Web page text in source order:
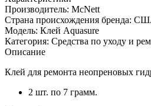
Производитель: McNett
Страна происхождения бренда:
Модель: Клей Aquasure
Категория: Средства по уходу и
Описание
Клей для ремонта неопреновых
2 шт. по 7 грамм.